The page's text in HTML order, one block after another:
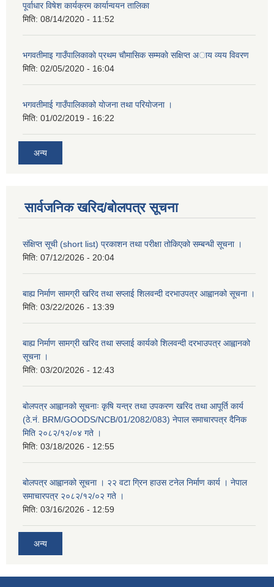
पूर्वाधार विषेश कार्यक्रम कार्यान्वयन तालिका
मिति: 08/14/2020 - 11:52
भगवतीमाइ गाउँपालिकाकाे प्रथम चाैमासिक सम्मकाे सक्षिप्त अाय व्यय विवरण
मिति: 02/05/2020 - 16:04
भगवतीमाई गाउँपालिकाको याेजना तथा परियाेजना ।
मिति: 01/02/2019 - 16:22
अन्य
सार्वजनिक खरिद/बोलपत्र सूचना
संक्षिप्त सूची (short list) प्रकाशन तथा परीक्षा तोकिएको सम्बन्धी सूचना ।
मिति: 07/12/2026 - 20:04
बाह्य निर्माण सामग्री खरिद तथा सप्लाई शिलवन्दी दरभाउपत्र आह्वानको सूचना ।
मिति: 03/22/2026 - 13:39
बाह्य निर्माण सामग्री खरिद तथा सप्लाई कार्यको शिलवन्दी दरभाउपत्र आह्वानको
सूचना ।
मिति: 03/20/2026 - 12:43
बोलपत्र आह्वानको सूचनाः कृषि यन्त्र तथा उपकरण खरिद तथा आपूर्ति कार्य
(ठे.नं. BRM/GOODS/NCB/01/2082/083) नेपाल समाचारपत्र दैनिक
मिति २०८२/१२/०४ गते ।
मिति: 03/18/2026 - 12:55
बोलपत्र आह्वानको सूचना । २२ वटा ग्रिन हाउस टनेल निर्माण कार्य । नेपाल
समाचारपत्र २०८२/१२/०२ गते ।
मिति: 03/16/2026 - 12:59
अन्य